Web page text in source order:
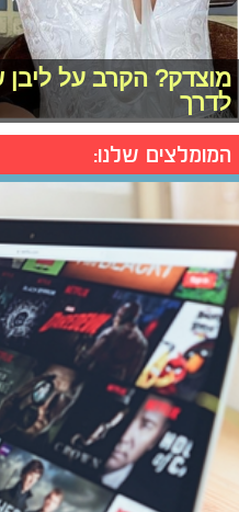
מוצדק? הקרב על ליבן
לדרך
המומלצים שלנו: